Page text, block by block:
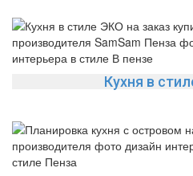
Кухня в